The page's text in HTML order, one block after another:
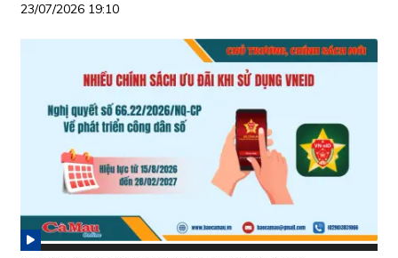
23/07/2026 19:10